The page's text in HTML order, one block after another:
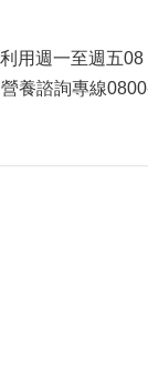
週一至週五08
養諮詢專線